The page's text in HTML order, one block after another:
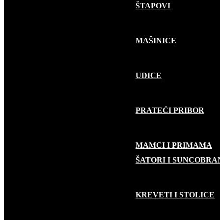
ŠTAPOVI
MAŠINICE
UDICE
PRATEĆI PRIBOR
MAMCI I PRIMAMA
KAMP OPREMA
ŠATORI I
KREVETI I STOLICE